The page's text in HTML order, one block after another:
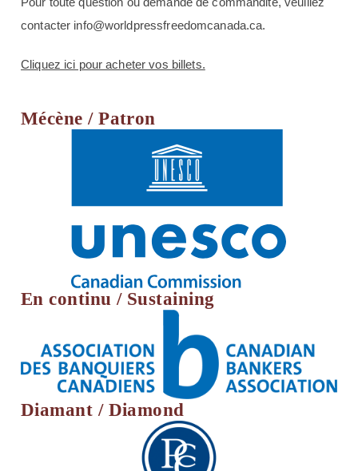
Pour toute question ou demande de commandite, veuillez
contacter info@worldpressfreedomcanada.ca.
Cliquez ici pour acheter vos billets.
Mécène / Patron
En continu / Sustaining
Diamant / Diamond